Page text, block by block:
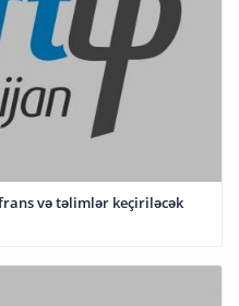
və təlimlər keçiriləcək